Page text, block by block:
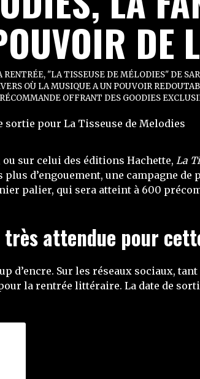
DE
"LA TISSEUSE DE MÉLODIES" DE
OÙ LA MUSIQUE A UN POUVOIR
OFFRANT DES GOODIES
ou sur celui des éditions Hachette, La
d’engouement, une campagne de
palier, qui sera atteint à 600
très attendue pour
d’encre. Sur les réseaux sociaux,
la rentrée littéraire. La date de